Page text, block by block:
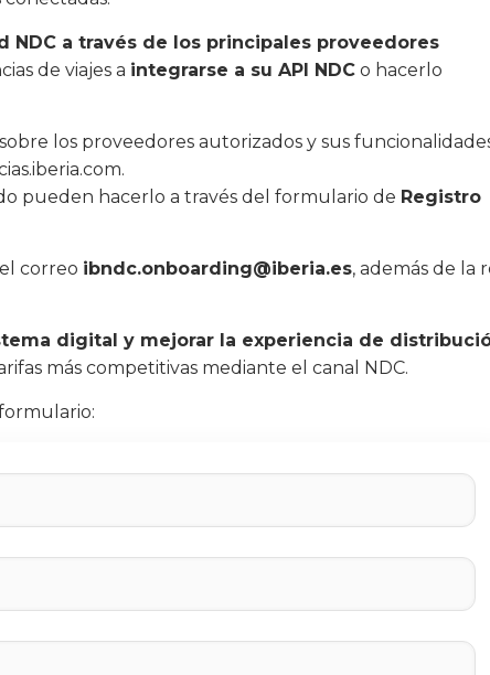
NDC a través de los principales proveedores
de viajes a integrarse a su API NDC o hacerlo
los proveedores autorizados y sus
.
pueden hacerlo a través del formulario de Registro
correo ibndc.onboarding@iberia.es, además de la
digital y mejorar la experiencia de
más competitivas mediante el canal NDC.